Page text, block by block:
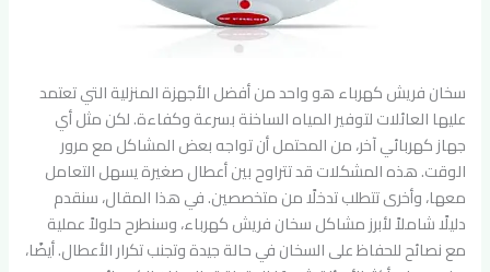
سخان فريش كهرباء هو واحد من أفضل الأجهزة المنزلية التي تعتمد
عليها العائلات لتوفير المياه الساخنة بسرعة وكفاءة. لكن مثل أي
جهاز كهربائي آخر، من المحتمل أن تواجه بعض المشاكل مع مرور
الوقت. هذه المشكلات قد تتراوح بين أعطال صغيرة يسهل التعامل
معها، وأخرى تتطلب تدخلًا من متخصصين. في هذا المقال، سنقدم
دليلًا شاملاً لأبرز مشاكل سخان فريش كهرباء، وسنطرح حلولاً عملية
مع نصائح للحفاظ على السخان في حالة جيدة وتجنب تكرار الأعطال. أيضًا،